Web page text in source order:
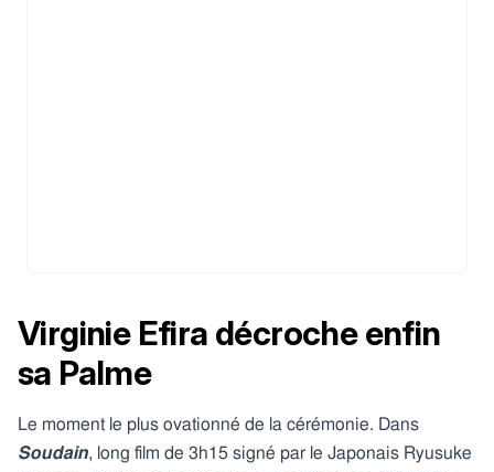
Virginie Efira décroche enfin
sa Palme
Le moment le plus ovationné de la cérémonie. Dans
Soudain, long film de 3h15 signé par le Japonais Ryusuke